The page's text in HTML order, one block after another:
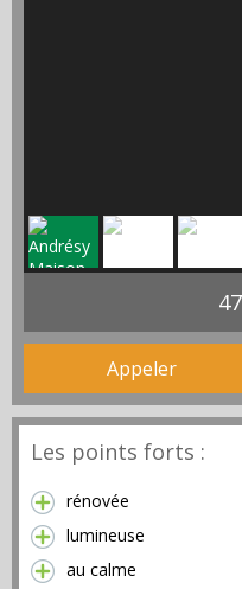
Appeler
Les points forts :
rénovée
lumineuse
au calme